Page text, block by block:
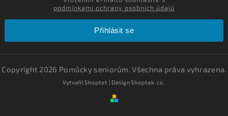
podmínkami ochrany osobních údajů
Přihlásit se
Copyright 2026 Pomůcky seniorům. Všechna práva vyhrazena.
VytvořilShoptet | DesignShoptak.cz.